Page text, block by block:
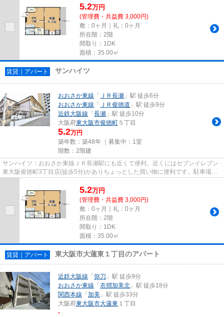
5.2万円
(管理費・共益費 3,000円)
敷：0ヶ月｜礼：0ヶ月
所在階：2階
間取り：1DK
面積：35.00㎡
賃貸｜アパート サンハイツ
おおさか東線 「 ＪＲ長瀬 」駅 徒歩6分
おおさか東線 「 ＪＲ俊徳道 」駅 徒歩9分
近鉄大阪線 「長瀬 」駅 徒歩10分
大阪府東大阪市俊徳町 ５丁目
5.2万円
築年数：築48年 ｜募集中： 1室
階数：2階建
サンハイツ：おおさか東線ＪＲ長瀬駅にも近くて便利。近くにはセブンイレブン
東大阪俊徳町3丁目店(徒歩5分)がありちょっとした買い物に便利です。駐車場ま
で100mのアパートです。最上...
5.2万円
(管理費・共益費 3,000円)
敷：0ヶ月｜礼：0ヶ月
所在階：2階
間取り：1DK
面積：35.00㎡
賃貸｜アパート 東大阪市大蓮東１丁目のアパート
近鉄大阪線 「弥刀 」駅 徒歩9分
おおさか東線 「衣摺加美北 」駅 徒歩18分
関西本線 「加美 」駅 徒歩33分
大阪府東大阪市大蓮東 １丁目
-